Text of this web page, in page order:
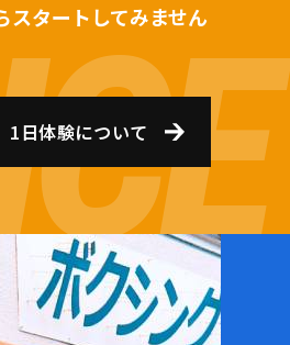
スタートしてみません
1日体験について